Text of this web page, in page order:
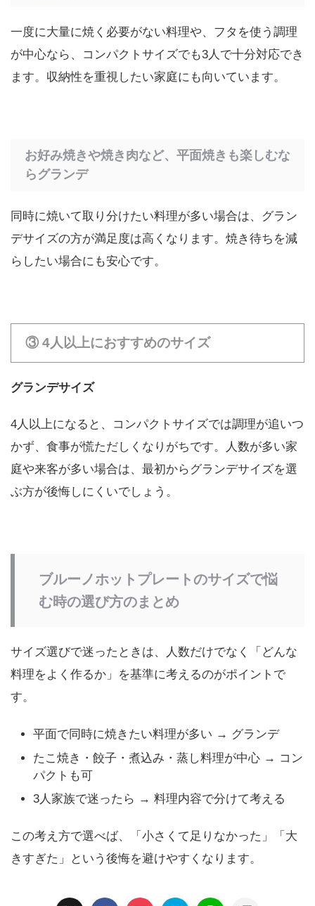
一度に大量に焼く必要がない料理や、フタを使う調理
が中心なら、コンパクトサイズでも3人で十分対応でき
ます。収納性を重視したい家庭にも向いています。
お好み焼きや焼き肉など、平面焼きも楽しむな
らグランデ
同時に焼いて取り分けたい料理が多い場合は、グラン
デサイズの方が満足度は高くなります。焼き待ちを減
らしたい場合にも安心です。
③ 4人以上におすすめのサイズ
グランデサイズ
4人以上になると、コンパクトサイズでは調理が追いつ
かず、食事が慌ただしくなりがちです。人数が多い家
庭や来客が多い場合は、最初からグランデサイズを選
ぶ方が後悔しにくいでしょう。
ブルーノホットプレートのサイズで悩
む時の選び方のまとめ
サイズ選びで迷ったときは、人数だけでなく「どんな
料理をよく作るか」を基準に考えるのがポイントで
す。
平面で同時に焼きたい料理が多い → グランデ
たこ焼き・餃子・煮込み・蒸し料理が中心 → コン
パクトも可
3人家族で迷ったら → 料理内容で分けて考える
この考え方で選べば、「小さくて足りなかった」「大
きすぎた」という後悔を避けやすくなります。